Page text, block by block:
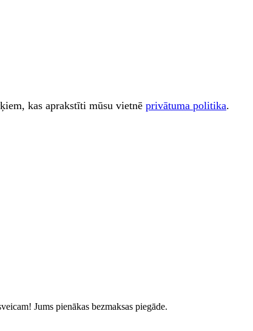
kas aprakstīti mūsu vietnē privātuma politika.
Jums pienākas bezmaksas piegāde.